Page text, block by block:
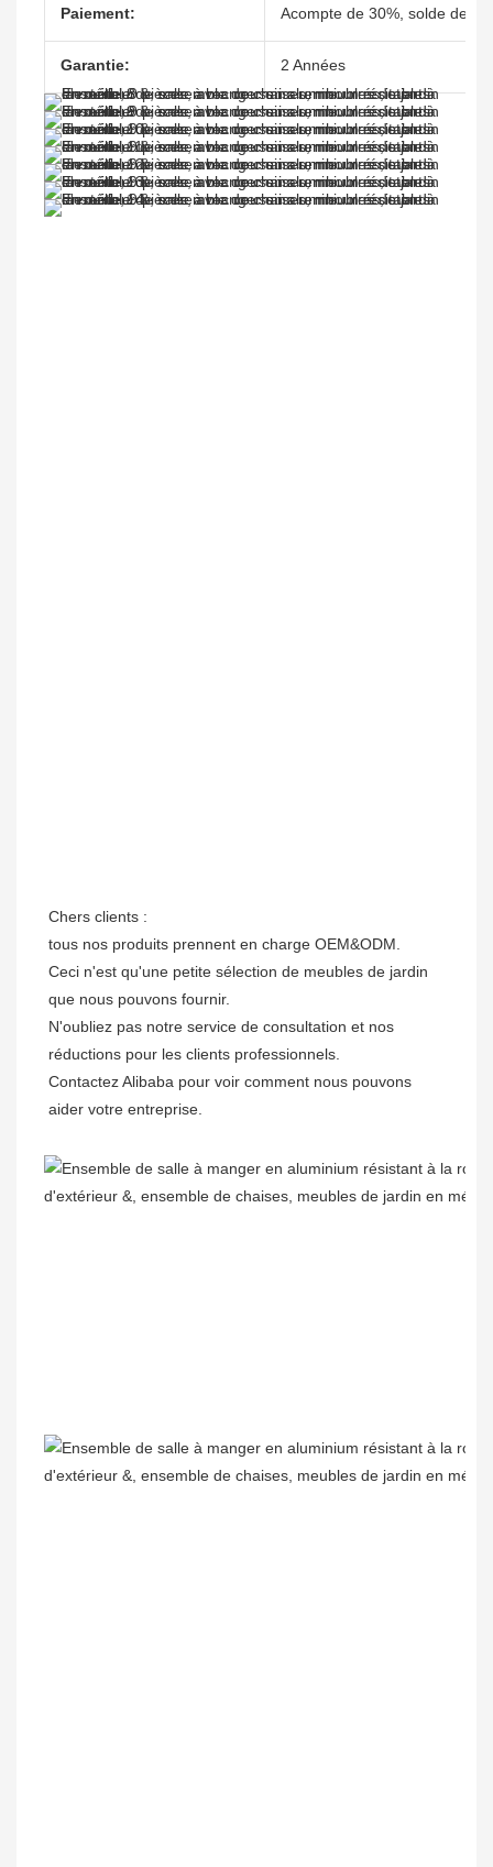
Paiement: Acompte de 30%, solde de
Garantie: 2 Années
Chers clients :
tous nos produits prennent en charge OEM&ODM.
Ceci n'est qu'une petite sélection de meubles de jardin
que nous pouvons fournir.
N'oubliez pas notre service de consultation et nos
réductions pour les clients professionnels.
Contactez Alibaba pour voir comment nous pouvons